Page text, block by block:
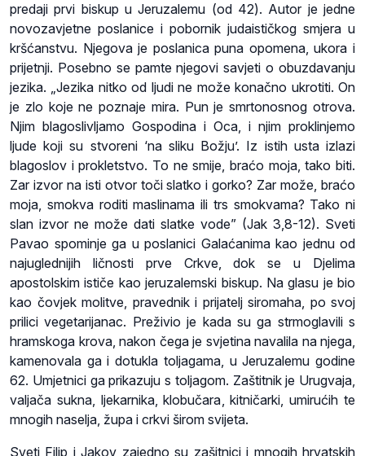
predaji prvi biskup u Jeruzalemu (od 42). Autor je jedne
novozavjetne poslanice i pobornik judaističkog smjera u
kršćanstvu. Njegova je poslanica puna opomena, ukora i
prijetnji. Posebno se pamte njegovi savjeti o obuzdavanju
jezika. „Jezika nitko od ljudi ne može konačno ukrotiti. On
je zlo koje ne poznaje mira. Pun je smrtonosnog otrova.
Njim blagoslivljamo Gospodina i Oca, i njim proklinjemo
ljude koji su stvoreni ‘na sliku Božju’. Iz istih usta izlazi
blagoslov i prokletstvo. To ne smije, braćo moja, tako biti.
Zar izvor na isti otvor toči slatko i gorko? Zar može, braćo
moja, smokva roditi maslinama ili trs smokvama? Tako ni
slan izvor ne može dati slatke vode” (Jak 3,8-12). Sveti
Pavao spominje ga u poslanici Galaćanima kao jednu od
najuglednijih ličnosti prve Crkve, dok se u Djelima
apostolskim ističe kao jeruzalemski biskup. Na glasu je bio
kao čovjek molitve, pravednik i prijatelj siromaha, po svoj
prilici vegetarijanac. Preživio je kada su ga strmoglavili s
hramskoga krova, nakon čega je svjetina navalila na njega,
kamenovala ga i dotukla toljagama, u Jeruzalemu godine
62. Umjetnici ga prikazuju s toljagom. Zaštitnik je Urugvaja,
valjača sukna, ljekarnika, klobučara, kitničarki, umirućih te
mnogih naselja, župa i crkvi širom svijeta.
Sveti Filip i Jakov zajedno su zašitnici i mnogih hrvatskih